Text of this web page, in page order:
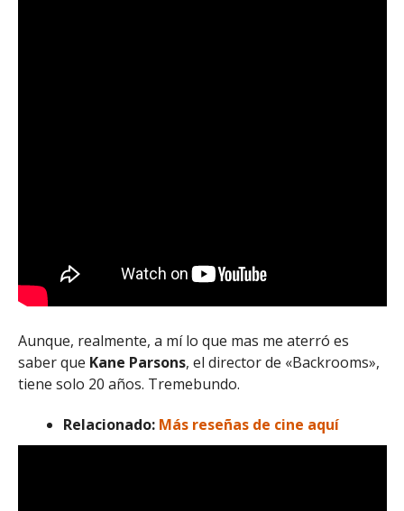
Aunque, realmente, a mí lo que mas me aterró es
saber que Kane Parsons, el director de «Backrooms»,
tiene solo 20 años. Tremebundo.
Relacionado: Más reseñas de cine aquí